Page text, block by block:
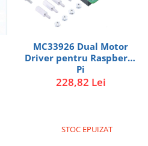
MC33926 Dual Motor
Driver pentru Raspberry
Pi
228,82 Lei
STOC EPUIZAT